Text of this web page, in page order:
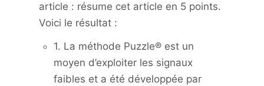
article : résume cet article en 5 points.
Voici le résultat :
1. La méthode Puzzle® est un
moyen d’exploiter les signaux
faibles et a été développée par